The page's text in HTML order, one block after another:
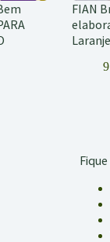
FIAN